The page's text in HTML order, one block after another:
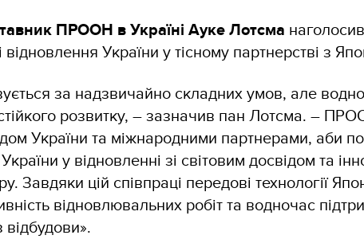
ПРООН в Україні Ауке Лотсма
відновлення України у тісному партнерстві з
за надзвичайно складних умов, але
розвитку, – зазначив пан Лотсма. –
України та міжнародними партнерами, аби
у відновленні зі світовим досвідом та
Завдяки цій співпраці передові технології
відновлювальних робіт та водночас